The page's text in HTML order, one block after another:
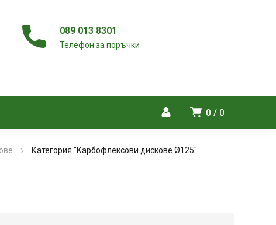
089 013 8301
Телефон за поръчки
0 0
Категория "Карбофлексови дискове Ø125"